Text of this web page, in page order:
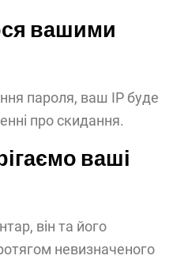
вашими
пароля, ваш IP буде
про скидання.
ваші
він та його
невизначеного